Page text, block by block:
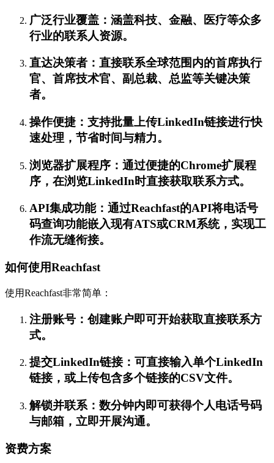
广泛行业覆盖：涵盖科技、金融、医疗等众多
行业的联系人资源。
直达决策者：直接联系全球范围内的首席执行
官、首席技术官、副总裁、总监等关键决策
者。
操作便捷：支持批量上传LinkedIn链接进行快
速处理，节省时间与精力。
浏览器扩展程序：通过便捷的Chrome扩展程
序，在浏览LinkedIn时直接获取联系方式。
API集成功能：通过Reachfast的API将电话号
码查询功能嵌入现有ATS或CRM系统，实现工
作流无缝衔接。
如何使用Reachfast
使用Reachfast非常简单：
注册账号：创建账户即可开始获取直接联系方
式。
提交LinkedIn链接：可直接输入单个LinkedIn
链接，或上传包含多个链接的CSV文件。
解锁并联系：数分钟内即可获得个人电话号码
与邮箱，立即开展沟通。
资费方案